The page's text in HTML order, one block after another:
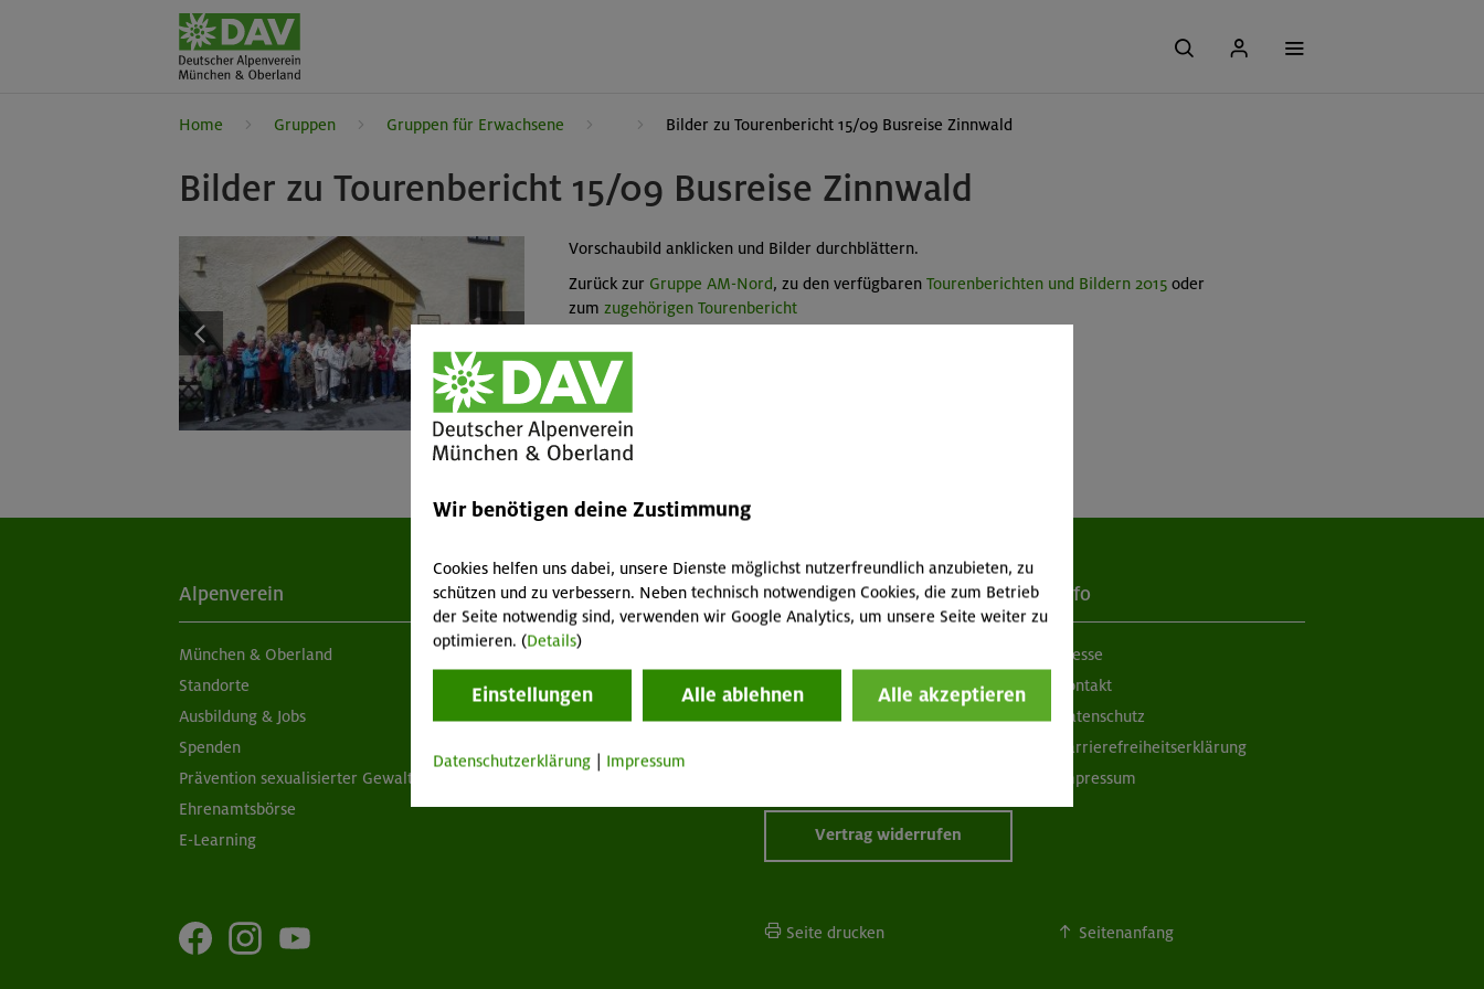
Home Gruppen Gruppen für Erwachsene Bilder zu Tourenbericht 15/09 Busreise Zinnwald
Bilder zu Tourenbericht 15/09 Busreise Zinnwald
1/28
Vorschaubild anklicken und Bilder durchblättern.
Zurück zur Gruppe AM-Nord, zu den verfügbarenTourenberichten und Bildern 2015 oder
zumzugehörigen Tourenbericht
Alpenverein
München & Oberland
Standorte
Ausbildung & Jobs
Spenden
Prävention sexualisierter Gewalt
Ehrenamtsbörse
E-Learning
Aktuelles
Newsletter
Schwarzes Brett
Services
Vertrag widerrufen
Info
Presse
Kontakt
Datenschutz
Barrierefreiheitserklärung
Impressum
Seite drucken Seitenanfang
Wir benötigen deine Zustimmung
Cookies helfen uns dabei, unsere Dienste möglichst nutzerfreundlich anzubieten, zu
schützen und zu verbessern. Neben technisch notwendigen Cookies, die zum Betrieb
der Seite notwendig sind, verwenden wir Google Analytics, um unsere Seite weiter zu
optimieren. (Details)
Einstellungen Alle ablehnen Alle akzeptieren
Datenschutzerklärung Impressum